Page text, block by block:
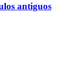
antiguos